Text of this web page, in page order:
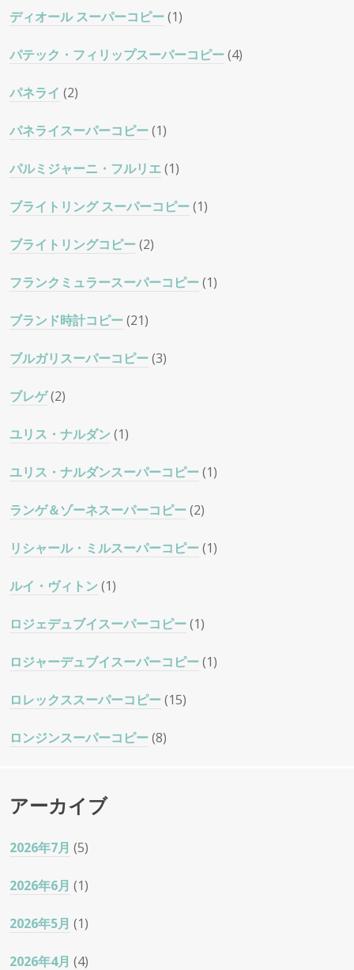
ディオール スーパーコピー(1)
パテック・フィリップスーパーコピー(4)
パネライ (2)
パネライスーパーコピー(1)
パルミジャーニ・フルリエ(1)
ブライトリング スーパーコピー(1)
ブライトリングコピー(2)
フランクミュラースーパーコピー(1)
ブランド時計コピー(21)
ブルガリスーパーコピー(3)
ブレゲ(2)
ユリス・ナルダン (1)
ユリス・ナルダンスーパーコピー(1)
ランゲ＆ゾーネスーパーコピー(2)
リシャール・ミルスーパーコピー(1)
ルイ・ヴィトン (1)
ロジェデュブイスーパーコピー(1)
ロジャーデュブイスーパーコピー(1)
ロレックススーパーコピー(15)
ロンジンスーパーコピー(8)
アーカイブ
2026年7月 (5)
2026年6月 (1)
2026年5月 (1)
2026年4月 (4)